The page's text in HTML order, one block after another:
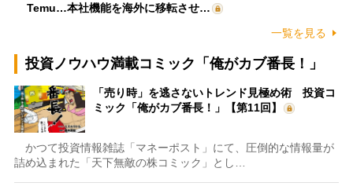
Temu…本社機能を海外に移転させ…
一覧を見る
投資ノウハウ満載コミック「俺がカブ番長！」
「売り時」を逃さないトレンド見極め術 投資コ
ミック「俺がカブ番長！」【第11回】
かつて投資情報雑誌「マネーポスト」にて、圧倒的な情報量が
詰め込まれた「天下無敵の株コミック」とし…